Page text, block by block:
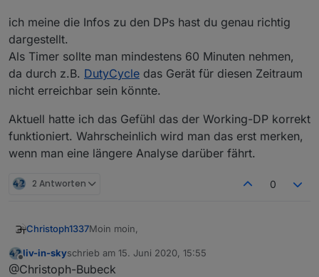
ich meine die Infos zu den DPs hast du genau richtig
dargestellt.
Als Timer sollte man mindestens 60 Minuten nehmen,
da durch z.B. DutyCycle das Gerät für diesen Zeitraum
nicht erreichbar sein könnte.
Aktuell hatte ich das Gefühl das der Working-DP korrekt
funktioniert. Wahrscheinlich wird man das erst merken,
wenn man eine längere Analyse darüber fährt.
2 Antworten 0
Christoph1337Moin moin,
ich meine die Infos zu den DPs hast du genau
richtig dargestellt.
Offline
liv-in-skyschrieb am 15. Juni 2020, 15:55
zuletzt editiert von
@Christoph-Bubeck